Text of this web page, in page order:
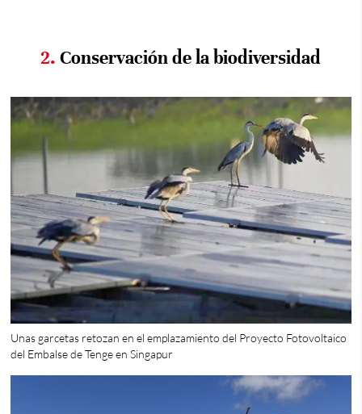
2. Conservación de la biodiversidad
Unas garcetas retozan en el emplazamiento del Proyecto Fotovoltaico
del Embalse de Tenge en Singapur